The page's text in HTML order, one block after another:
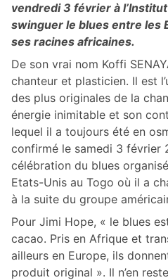
vendredi 3 février à
swinguer le blues entre les
ses racines africaines.
De son vrai nom Koffi
chanteur et plasticien. Il est
des plus originales de la
énergie inimitable et son
lequel il a toujours été en
confirmé le samedi 3 février
célébration du blues
Etats-Unis au Togo où il a
à la suite du groupe
Pour Jimi Hope, « le blues
cacao. Pris en Afrique et
ailleurs en Europe, ils
produit original ». Il n’en